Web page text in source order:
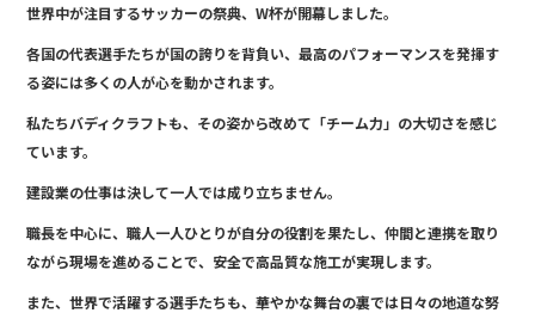
c
e
b
o
o
k
e
世界中が注目するサッカーの祭典、W杯が開幕しました。
各国の代表選手たちが国の誇りを背負い、最高のパフォーマンスを発揮す
る姿には多くの人が心を動かされます。
私たちバディクラフトも、その姿から改めて「チーム力」の大切さを感じ
ています。
建設業の仕事は決して一人では成り立ちません。
職長を中心に、職人一人ひとりが自分の役割を果たし、仲間と連携を取り
ながら現場を進めることで、安全で高品質な施工が実現します。
また、世界で活躍する選手たちも、華やかな舞台の裏では日々の地道な努